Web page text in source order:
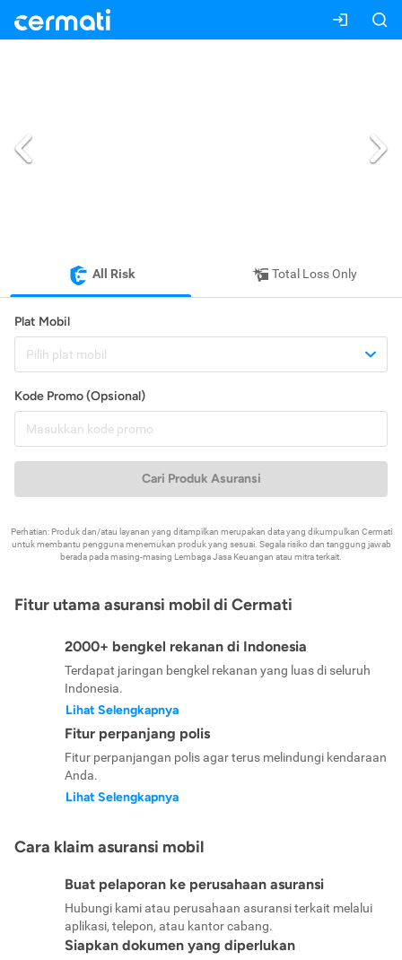
All Risk Total Loss Only
Plat Mobil
Pilih plat mobil
Kode Promo (Opsional)
Cari Produk Asuransi
Perhatian: Produk dan/atau layanan yang ditampilkan merupakan data yang dikumpulkan Cermati
untuk membantu pengguna menemukan produk yang sesuai. Segala risiko dan tanggung jawab
berada pada masing-masing Lembaga Jasa Keuangan atau mitra terkait.
Fitur utama asuransi mobil di Cermati
2000+ bengkel rekanan di Indonesia
Terdapat jaringan bengkel rekanan yang luas di seluruh
Indonesia.
Lihat Selengkapnya
Fitur perpanjang polis
Fitur perpanjangan polis agar terus melindungi kendaraan
Anda.
Lihat Selengkapnya
Cara klaim asuransi mobil
Buat pelaporan ke perusahaan asuransi
Hubungi kami atau perusahaan asuransi terkait melalui
aplikasi, telepon, atau kantor cabang.
Siapkan dokumen yang diperlukan